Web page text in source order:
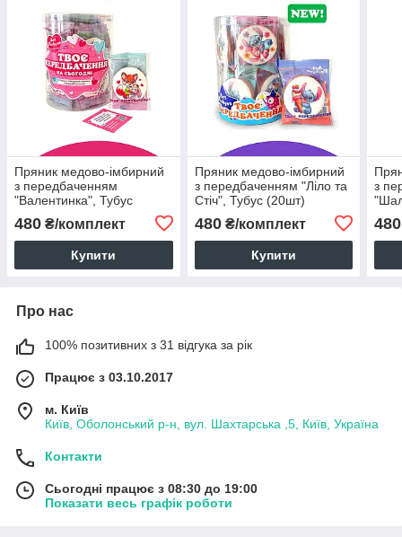
Пряник медово-імбирний
з передбаченням
"Валентинка", Тубус
480 ₴/комплект
Купити
Пряник медово-імбирний
з передбаченням "Ліло та
Стіч", Тубус (20шт)
480₴/комплект
Купити
з
480
Про нас
100% позитивних з 31 відгука за рік
Працює з 03.10.2017
м. Київ
Київ, Оболонський р-н, вул. Шахтарська ,5, Київ, Україна
Контакти
Сьогодні працює з 08:30 до 19:00
Показати весь графік роботи